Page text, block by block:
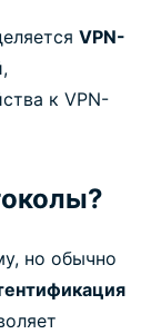
VPN-
к VPN-
но обычно